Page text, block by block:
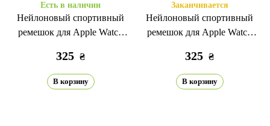
Есть в наличии
Нейлоновый спортивный
ремешок для Apple Watch
темно-синий
325 ₴
В корзину
Заканчивается
Нейлоновый спортивный
ремешок для Apple Watch
верблюжий
325 ₴
В корзину